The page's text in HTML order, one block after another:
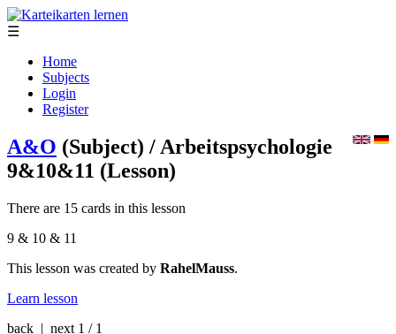
☰
Home
Subjects
Login
Register
A&O (Subject) / Arbeitspsychologie
9&10&11 (Lesson)
There are 15 cards in this lesson
9 & 10 & 11
This lesson was created by RahelMauss.
Learn lesson
back | next 1 / 1